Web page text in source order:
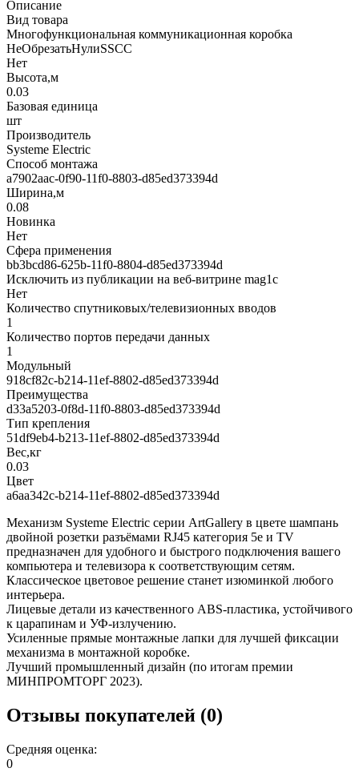
Описание
Вид товара
Многофункциональная коммуникационная коробка
НеОбрезатьНулиSSCC
Нет
Высота,м
0.03
Базовая единица
шт
Производитель
Systeme Electric
Способ монтажа
a7902aac-0f90-11f0-8803-d85ed373394d
Ширина,м
0.08
Новинка
Нет
Сфера применения
bb3bcd86-625b-11f0-8804-d85ed373394d
Исключить из публикации на веб-витрине mag1c
Нет
Количество спутниковых/телевизионных вводов
1
Количество портов передачи данных
1
Модульный
918cf82c-b214-11ef-8802-d85ed373394d
Преимущества
d33a5203-0f8d-11f0-8803-d85ed373394d
Тип крепления
51df9eb4-b213-11ef-8802-d85ed373394d
Вес,кг
0.03
Цвет
a6aa342c-b214-11ef-8802-d85ed373394d
Механизм Systeme Electric серии ArtGallery в цвете шампань
двойной розетки разъёмами RJ45 категория 5е и TV
предназначен для удобного и быстрого подключения вашего
компьютера и телевизора к соответствующим сетям.
Классическое цветовое решение станет изюминкой любого
интерьера.
Лицевые детали из качественного ABS-пластика, устойчивого
к царапинам и УФ-излучению.
Усиленные прямые монтажные лапки для лучшей фиксации
механизма в монтажной коробке.
Лучший промышленный дизайн (по итогам премии
МИНПРОМТОРГ 2023).
Отзывы покупателей (0)
Средняя оценка:
0